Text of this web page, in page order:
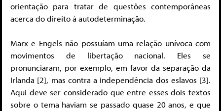
orientação para tratar de questões contemporâneas
acerca do direito à autodeterminação.
Marx e Engels não possuíam uma relação unívoca com
movimentos de libertação nacional. Eles se
pronunciaram, por exemplo, em favor da separação da
Irlanda [2], mas contra a independência dos eslavos [3].
Aqui deve ser considerado que entre esses dois textos
sobre o tema haviam se passado quase 20 anos, e que